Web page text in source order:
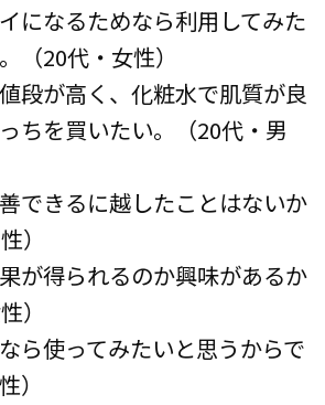
になるためなら利用してみた
（20代・女性）
段が高く、化粧水で肌質が良
ちを買いたい。（20代・男
できるに越したことはないか
）
が得られるのか興味があるか
）
ら使ってみたいと思うからで
）